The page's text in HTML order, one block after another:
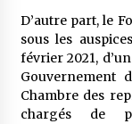
D’autre part, le
sous les
février 2021,
Gouvernement
Chambre des
chargés de